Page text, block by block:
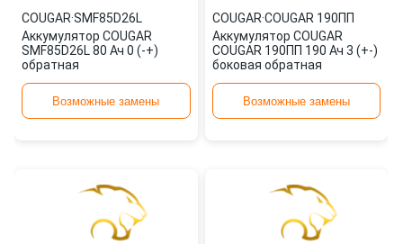
COUGAR·SMF85D26L
Аккумулятор COUGAR
SMF85D26L 80 Ач 0 (-+)
обратная
Возможные замены
COUGAR·COUGAR 190ПП
Аккумулятор COUGAR
COUGAR 190ПП 190 Ач 3 (+-)
боковая обратная
Возможные замены